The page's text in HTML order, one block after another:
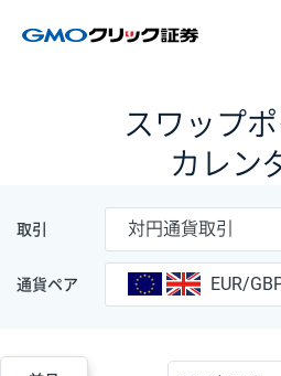
スワップ
カレン
取引 対円通貨取引
通貨ペア EUR/